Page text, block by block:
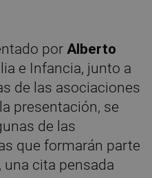
porAlberto
e Infancia, junto a
de las asociaciones
presentación, se
de las
que formarán parte
una cita pensada